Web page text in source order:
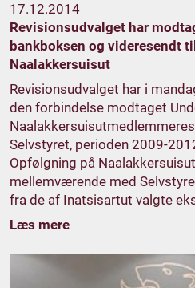
17.12.2014
Revisionsudvalget har
bankboksen og videresendt
Naalakkersuisut
Revisionsudvalget har i
den forbindelse modtaget
Selvstyret, perioden 2009-
Opfølgning på
mellemværende med
fra de af Inatsisartut valgte
Læs mere